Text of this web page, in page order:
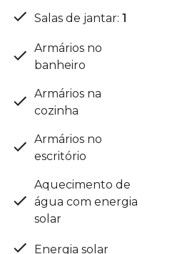
Salas de jantar: 1
Armários no
banheiro
Armários na
cozinha
Armários no
escritório
Aquecimento de
água com energia
solar
Energia solar